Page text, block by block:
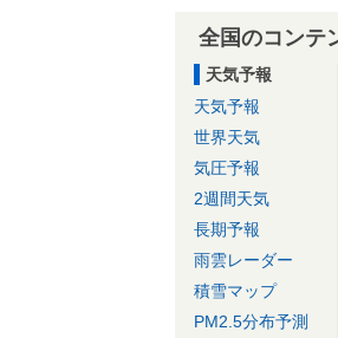
全国のコンテ
天気予報
天気予報
世界天気
気圧予報
2週間天気
長期予報
雨雲レーダー
積雪マップ
PM2.5分布予測